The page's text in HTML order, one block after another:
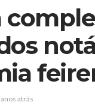
anos atrás